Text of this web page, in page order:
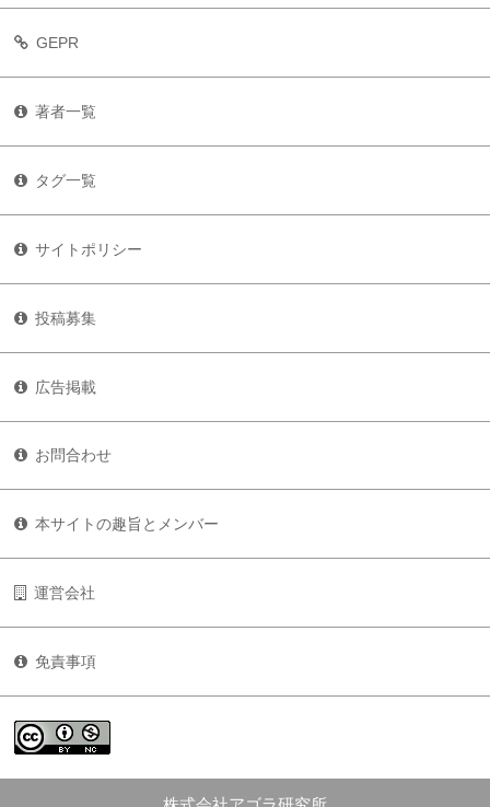
GEPR
著者一覧
タグ一覧
サイトポリシー
投稿募集
広告掲載
お問合わせ
本サイトの趣旨とメンバー
運営会社
免責事項